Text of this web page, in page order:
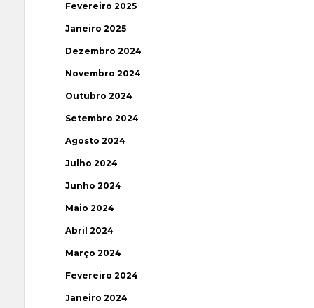
Fevereiro 2025
Janeiro 2025
Dezembro 2024
Novembro 2024
Outubro 2024
Setembro 2024
Agosto 2024
Julho 2024
Junho 2024
Maio 2024
Abril 2024
Março 2024
Fevereiro 2024
Janeiro 2024